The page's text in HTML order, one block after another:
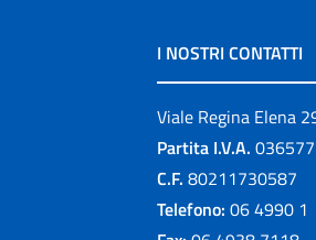
I NOSTRI CONTATTI
Viale Regina Elena
Partita I.V.A.
C.F. 80211730587
Telefono: 06 4990 1